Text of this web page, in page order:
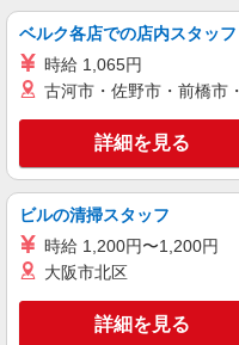
株式会社kotrio /●SD-H-
【面接な
時給
会津若
キープ
アルバイト パート 派遣社員 紹
日研トータルソーシング株式
未経験・
ベルク各店での店内スタッフ
時給 1,065円
古河市・佐野市・前橋市
詳細を見る
ビルの清掃スタッフ
時給 1,200円〜1,200円
大阪市北区
詳細を見る